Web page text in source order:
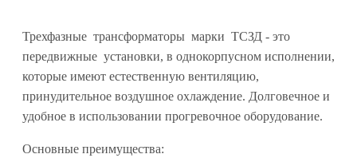
Трехфазные трансформаторы марки ТСЗД - это
передвижные установки, в однокорпусном исполнении,
которые имеют естественную вентиляцию,
принудительное воздушное охлаждение. Долговечное и
удобное в использовании прогревочное оборудование.
Основные преимущества: